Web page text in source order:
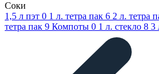
Соки
1,5 л пэт 0 1 л. тетра пак 6 2 л. тетра
тетра пак 9 Компоты 0 1 л. стекло 8 3